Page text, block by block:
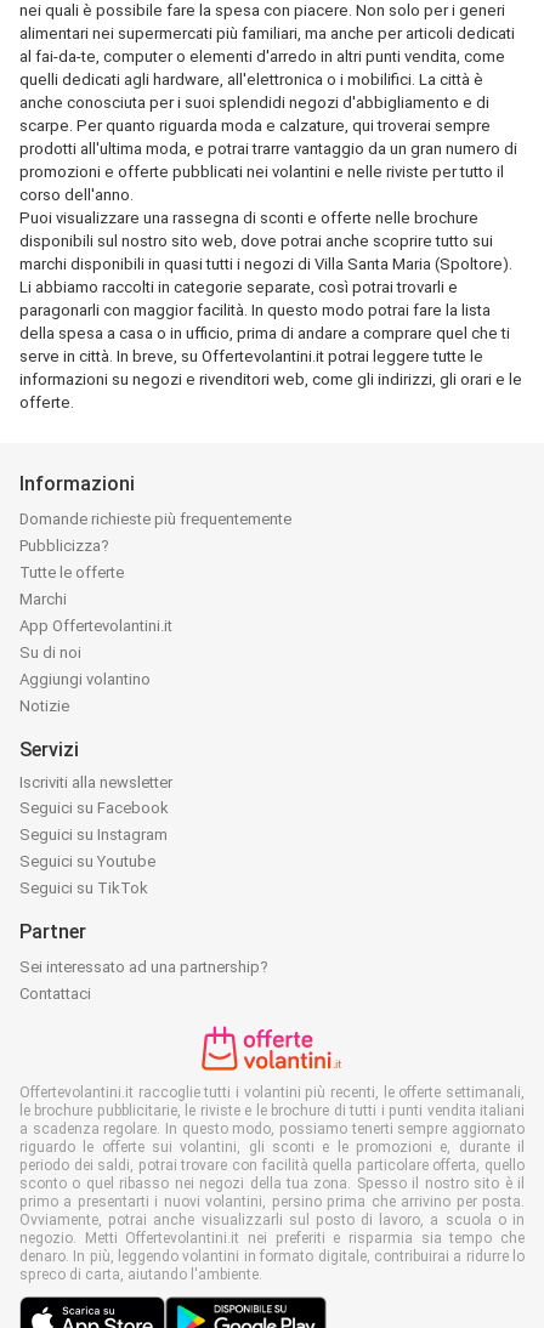
nei quali è possibile fare la spesa con piacere. Non solo per i generi
alimentari nei supermercati più familiari, ma anche per articoli dedicati
al fai-da-te, computer o elementi d'arredo in altri punti vendita, come
quelli dedicati agli hardware, all'elettronica o i mobilifici. La città è
anche conosciuta per i suoi splendidi negozi d'abbigliamento e di
scarpe. Per quanto riguarda moda e calzature, qui troverai sempre
prodotti all'ultima moda, e potrai trarre vantaggio da un gran numero di
promozioni e offerte pubblicati nei volantini e nelle riviste per tutto il
corso dell'anno.
Puoi visualizzare una rassegna di sconti e offerte nelle brochure
disponibili sul nostro sito web, dove potrai anche scoprire tutto sui
marchi disponibili in quasi tutti i negozi di Villa Santa Maria (Spoltore).
Li abbiamo raccolti in categorie separate, così potrai trovarli e
paragonarli con maggior facilità. In questo modo potrai fare la lista
della spesa a casa o in ufficio, prima di andare a comprare quel che ti
serve in città. In breve, su Offertevolantini.it potrai leggere tutte le
informazioni su negozi e rivenditori web, come gli indirizzi, gli orari e le
offerte.
Informazioni
Domande richieste più frequentemente
Pubblicizza?
Tutte le offerte
Marchi
App Offertevolantini.it
Su di noi
Aggiungi volantino
Notizie
Servizi
Iscriviti alla newsletter
Seguici su Facebook
Seguici su Instagram
Seguici su Youtube
Seguici su TikTok
Partner
Sei interessato ad una partnership?
Contattaci
Offertevolantini.it raccoglie tutti i volantini più recenti, le offerte settimanali,
le brochure pubblicitarie, le riviste e le brochure di tutti i punti vendita italiani
a scadenza regolare. In questo modo, possiamo tenerti sempre aggiornato
riguardo le offerte sui volantini, gli sconti e le promozioni e, durante il
periodo dei saldi, potrai trovare con facilità quella particolare offerta, quello
sconto o quel ribasso nei negozi della tua zona. Spesso il nostro sito è il
primo a presentarti i nuovi volantini, persino prima che arrivino per posta.
Ovviamente, potrai anche visualizzarli sul posto di lavoro, a scuola o in
negozio. Metti Offertevolantini.it nei preferiti e risparmia sia tempo che
denaro. In più, leggendo volantini in formato digitale, contribuirai a ridurre lo
spreco di carta, aiutando l'ambiente.